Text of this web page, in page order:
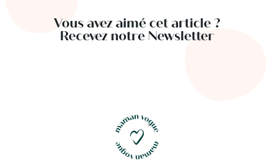
Vous avez aimé cet article ?
Recevez notre Newsletter